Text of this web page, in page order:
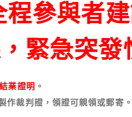
程參與者
緊急突
業證明 。
作裁判證， 領證可親領或郵寄。